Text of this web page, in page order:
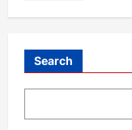
Joao
yang
Kayak
OTW
Search